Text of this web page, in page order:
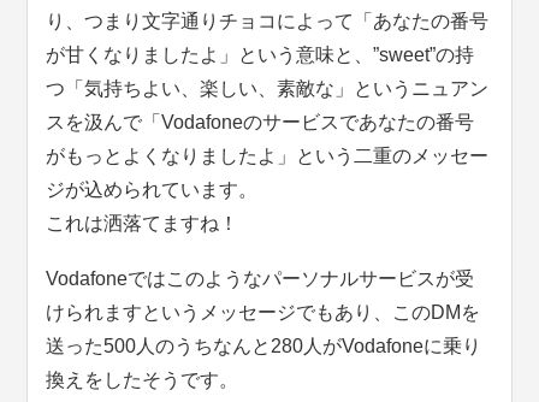
り、つまり文字通りチョコによって「あなたの番号
が甘くなりましたよ」という意味と、”sweet”の持
つ「気持ちよい、楽しい、素敵な」というニュアン
スを汲んで「Vodafoneのサービスであなたの番号
がもっとよくなりましたよ」という二重のメッセー
ジが込められています。
これは洒落てますね！
Vodafoneではこのようなパーソナルサービスが受
けられますというメッセージでもあり、このDMを
送った500人のうちなんと280人がVodafoneに乗り
換えをしたそうです。